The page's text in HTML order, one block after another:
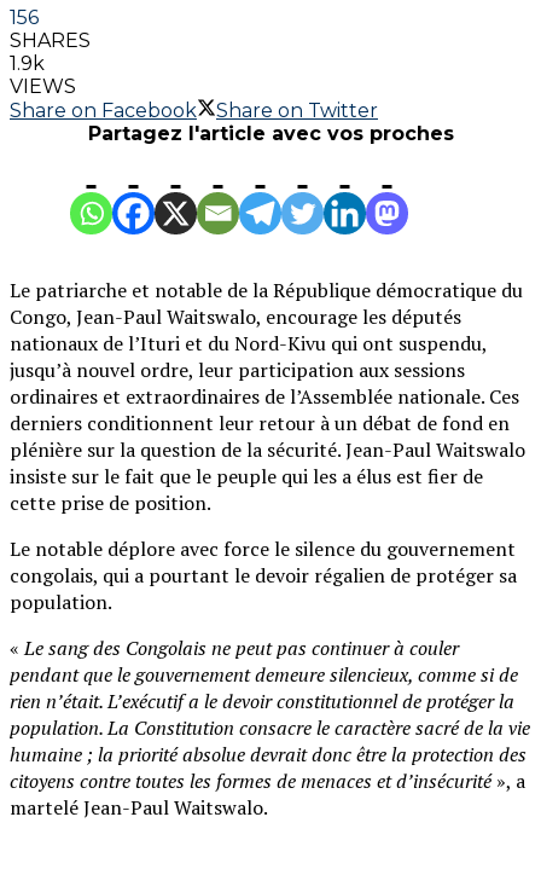
156
SHARES
1.9k
VIEWS
Share on Facebook
Share on Twitter
Partagez l'article avec vos proches
Le patriarche et notable de la République démocratique du
Congo, Jean-Paul Waitswalo, encourage les députés
nationaux de l’Ituri et du Nord-Kivu qui ont suspendu,
jusqu’à nouvel ordre, leur participation aux sessions
ordinaires et extraordinaires de l’Assemblée nationale. Ces
derniers conditionnent leur retour à un débat de fond en
plénière sur la question de la sécurité. Jean-Paul Waitswalo
insiste sur le fait que le peuple qui les a élus est fier de
cette prise de position.
Le notable déplore avec force le silence du gouvernement
congolais, qui a pourtant le devoir régalien de protéger sa
population.
«Le sang des Congolais ne peut pas continuer à couler
pendant que le gouvernement demeure silencieux, comme si de
rien n’était. L’exécutif a le devoir constitutionnel de protéger la
population. La Constitution consacre le caractère sacré de la vie
humaine ; la priorité absolue devrait donc être la protection des
citoyens contre toutes les formes de menaces et d’insécurité», a
martelé Jean-Paul Waitswalo.